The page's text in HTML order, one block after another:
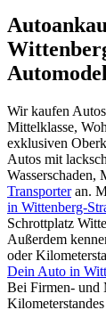
Wir kaufen
Mittelklasse,
exklusiven
Autos mit
Wasserschaden,
Transporteran.
in Wittenberg-
Schrottplatz
Außerdem
oder
Dein Auto in
Bei Firmen- und